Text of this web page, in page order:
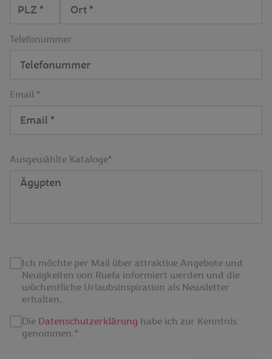
Telefonummer
Email *
Ausgewählte Kataloge*
Ich möchte per Mail über attraktive Angebote und
Neuigkeiten von Ruefa informiert werden und die
wöchentliche Urlaubsinspiration als Newsletter
erhalten.
Die Datenschutzerklärung habe ich zur Kenntnis
genommen.*